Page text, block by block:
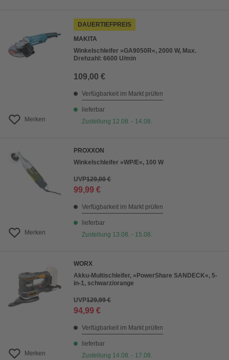
Merken
DAUERTIEFPREIS
MAKITA
Winkelschleifer »GA9050R«, 2000 W, Max.
Drehzahl: 6600 U/min
109,00 €
Verfügbarkeit im Markt prüfen
lieferbar
Zustellung 12.08. - 14.08.
Merken
PROXXON
Winkelschleifer »WP/E«, 100 W
UVP129,00 €
99,99 €
Verfügbarkeit im Markt prüfen
lieferbar
Zustellung 13.08. - 15.08.
Merken
WORX
Akku-Multischleifer, »PowerShare SANDECK«, 5-
in-1, schwarz/orange
UVP129,99 €
94,99 €
Verfügbarkeit im Markt prüfen
lieferbar
Zustellung 14.08. - 17.08.